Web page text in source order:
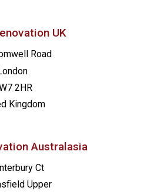
UK
Road
2HR
Kingdom
Australasia
Ct
Upper